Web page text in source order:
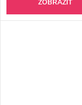
ZOBRAZIT